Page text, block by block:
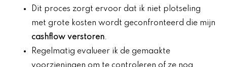
Dit proces zorgt ervoor dat ik niet plotseling
met grote kosten wordt geconfronteerd die mijn
cashflow verstoren.
Regelmatig evalueer ik de gemaakte